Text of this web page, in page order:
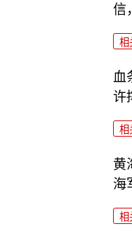
信
相
血
许
相
黄
海
相